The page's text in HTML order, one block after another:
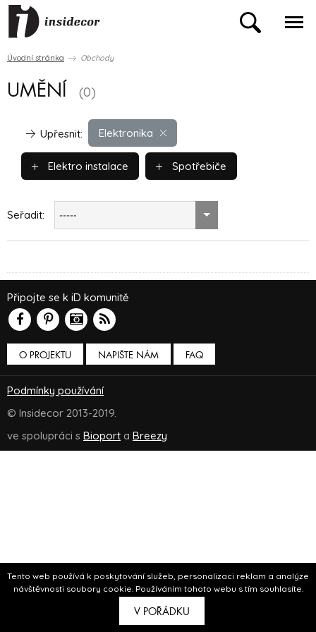
Tento web používá k poskytování služeb, personalizaci reklam a analýze
návštěvnosti soubory cookie. Používáním tohoto webu s tím souhlasíte.
V POŘÁDKU
Úvodní stránka Obchody
UMĚNÍ (0)
Elektronika
Upřesnit:
Elektro instalace Spotřebiče
Seřadit: -----
O PROJEKTU NAPIŠTE NÁM
Připojte se k iD komunitě
FAQ
Podmínky používání
© Insidecor 2013-2019.
ve spolupráci s Bioport a Breezy